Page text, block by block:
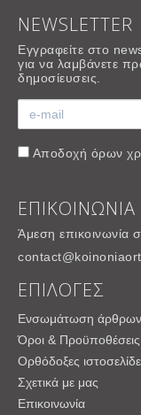
NEWSLETTER
Εγγραφείτε στο
για να λαμβάνετε
δημοσίευσεις.
Αποδοχή όρων
ΕΠΙΚΟΙΝΩΝΙΑ
Άμεση επικοινωνία
ΕΠΙΛΟΓΕΣ
Ενσωμάτωση άρθρων
Όροι & Προϋποθέσεις
Ορθόδοξες
Σχετικά με μας
Επικοινωνία